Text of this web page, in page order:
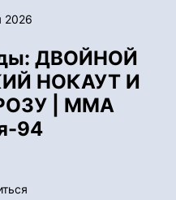
2026
ДВОЙНОЙ
НОКАУТ И
| ММА
94